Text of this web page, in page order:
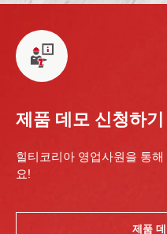
제품 데모 신청하기
힐티코리아 영업사원을 통
요!
제품